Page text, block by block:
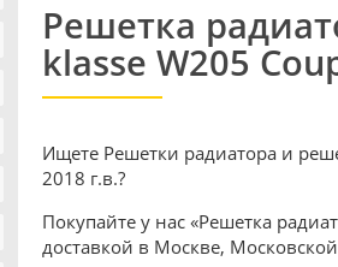
Решетка
klasse W205
Ищете Решетки радиатора и
2018 г.в.?
Покупайте у нас «Решетка
доставкой в Москве,